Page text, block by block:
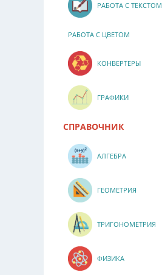
РАБОТА С ТЕКСТОМ
РАБОТА С ЦВЕТОМ
КОНВЕРТЕРЫ
ГРАФИКИ
СПРАВОЧНИК
АЛГЕБРА
ГЕОМЕТРИЯ
ТРИГОНОМЕТРИЯ
ФИЗИКА